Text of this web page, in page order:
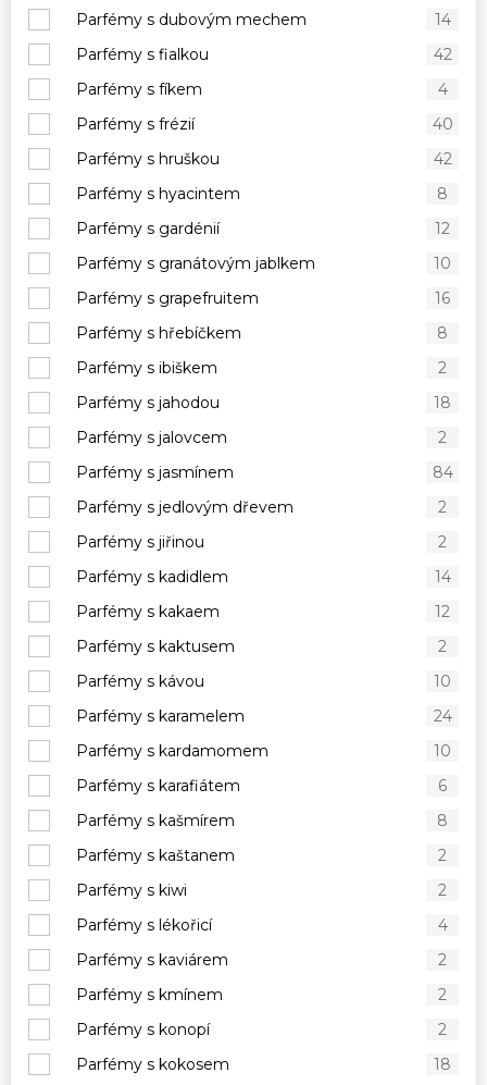
Parfémy s dubovým mechem
14
Parfémy s fialkou
42
Parfémy s fíkem
4
Parfémy s frézií
40
Parfémy s hruškou
42
Parfémy s hyacintem
8
Parfémy s gardénií
12
Parfémy s granátovým jablkem
10
Parfémy s grapefruitem
16
Parfémy s hřebíčkem
8
Parfémy s ibiškem
2
Parfémy s jahodou
18
Parfémy s jalovcem
2
Parfémy s jasmínem
84
Parfémy s jedlovým dřevem
2
Parfémy s jiřinou
2
Parfémy s kadidlem
14
Parfémy s kakaem
12
Parfémy s kaktusem
2
Parfémy s kávou
10
Parfémy s karamelem
24
Parfémy s kardamomem
10
Parfémy s karafiátem
6
Parfémy s kašmírem
8
Parfémy s kaštanem
2
Parfémy s kiwi
2
Parfémy s lékořicí
4
Parfémy s kaviárem
2
Parfémy s kmínem
2
Parfémy s konopí
2
Parfémy s kokosem
18